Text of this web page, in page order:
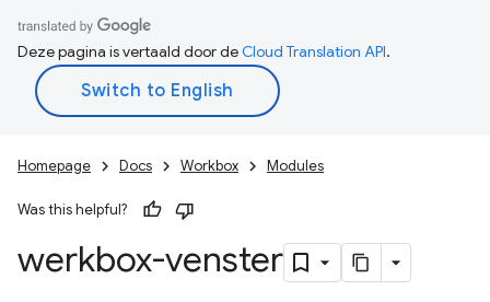
Deze pagina is vertaald door deCloud Translation API.
Homepage Docs Workbox Modules
Was this helpful?
werkbox-venster